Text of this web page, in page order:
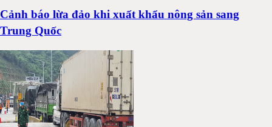
Cảnh báo lừa đảo khi xuất khẩu nông sản sang
Trung Quốc